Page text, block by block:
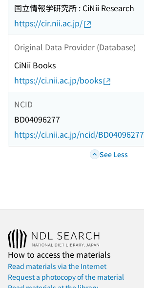
国立情報学研究所 : CiNii Research
https://cir.nii.ac.jp/
Original Data Provider (Database)
CiNii Books
https://ci.nii.ac.jp/books
NCID
BD04096277
https://ci.nii.ac.jp/ncid/BD04096277
See Less
How to access the materials
Read materials via the Internet
Request a photocopy of the material